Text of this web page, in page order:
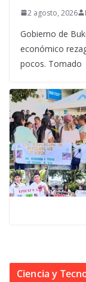
2 agosto, 2026
Gobierno de
económico
pocos. Tomado
Ciencia y